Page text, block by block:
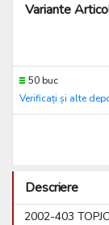
Variante
50 buc
Verificați și alte
Descriere
2002-403